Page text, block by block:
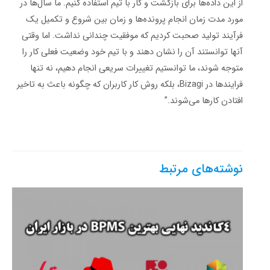
از این داده‌ها برای بازگشت و کار با تیم استفاده کنیم. ما سال‌ها در
مورد مدت زمان انجام پرونده‌ها و زمان بین شروع و تکمیل یک
فرآیند تولید صحبت کردیم که موفقیت چندانی نداشت. اما وقتی
آنها توانستند آن را نشان دهند و با تیم خود وضعیت فعلی کار را
متوجه شوند، ما توانستیم تغییرات سریعی انجام دهیم، نه تنها
فرایندها در Bizagi، بلکه روش کار کاربران که چگونه باعث به تاخیر
افتادن کارها می‌شوند.”
نوشته‌های مرتبط